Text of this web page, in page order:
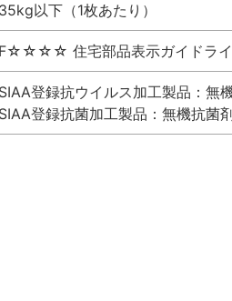
35kg以下（1枚あたり）
F☆☆☆☆ 住宅部品表示ガイドラ
SIAA登録抗ウイルス加工製品：
SIAA登録抗菌加工製品：無機抗菌